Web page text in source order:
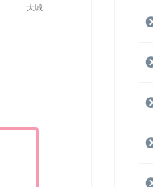
大城